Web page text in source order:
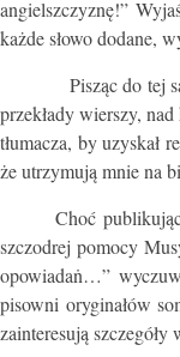
angielszczyznę!”
każde słowo dodane,
Pisząc do tej samej
przekłady wierszy,
tłumacza, by uzyskał
że utrzymują mnie na
Choć publikując
szczodrej pomocy
opowiadaṅ…”
pisowni oryginałów
zainteresują